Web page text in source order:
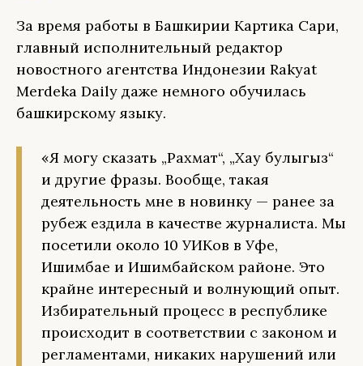
За время работы в Башкирии Картика Сари,
главный исполнительный редактор
новостного агентства Индонезии Rakyat
Merdeka Daily даже немного обучилась
башкирскому языку.
«Я могу сказать „Рахмат“, „Хау булыгыз“
и другие фразы. Вообще, такая
деятельность мне в новинку — ранее за
рубеж ездила в качестве журналиста. Мы
посетили около 10 УИКов в Уфе,
Ишимбае и Ишимбайском районе. Это
крайне интересный и волнующий опыт.
Избирательный процесс в республике
происходит в соответствии с законом и
регламентами, никаких нарушений или